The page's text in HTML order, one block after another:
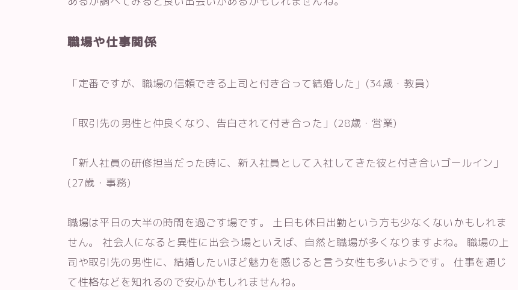
職場や仕事関係
「定番ですが、職場の信頼できる上司と付き合って結婚した」(34歳・教員)
「取引先の男性と仲良くなり、告白されて付き合った」(28歳・営業)
「新人社員の研修担当だった時に、新入社員として入社してきた彼と付き合いゴールイン」
(27歳・事務)
職場は平日の大半の時間を過ごす場です。 土日も休日出勤という方も少なくないかもしれま
せん。 社会人になると異性に出会う場といえば、自然と職場が多くなりますよね。 職場の上
司や取引先の男性に、結婚したいほど魅力を感じると言う女性も多いようです。 仕事を通じ
て性格などを知れるので安心かもしれませんね。